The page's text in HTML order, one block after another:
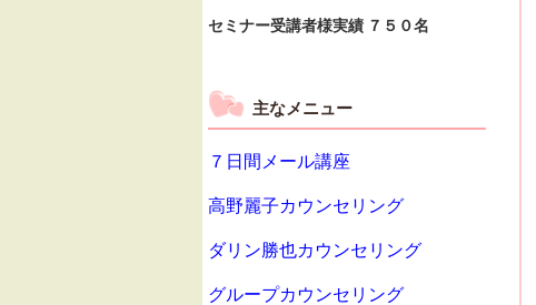
セミナー受講者様実績 ７５０名
主なメニュー
７日間メール講座
高野麗子カウンセリング
ダリン勝也カウンセリング
グループカウンセリング